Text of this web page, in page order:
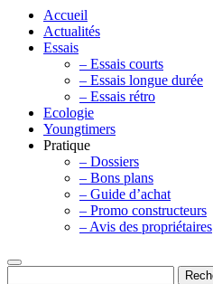
Accueil
Actualités
Essais
– Essais courts
– Essais longue durée
– Essais rétro
Ecologie
Youngtimers
Pratique
– Dossiers
– Bons plans
– Guide d’achat
– Promo constructeurs
– Avis des propriétaires